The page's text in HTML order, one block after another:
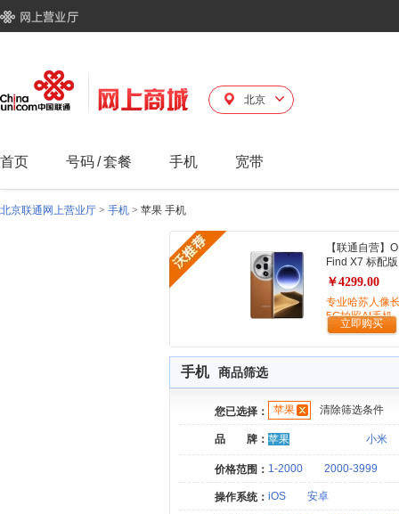
北京
首页 号码/套餐 手机 宽带
北京联通网上营业厅 > 手机 > 苹果 手机
【联通自营】
Find X7 标配版
￥4299.00
专业哈苏人像
5G拍照AI手机
立即购买
手机 商品筛选
您已选择： 苹果 清除筛选条件
品 牌： 苹果 小米
价格范围： 1-2000 2000-3999
操作系统： iOS 安卓